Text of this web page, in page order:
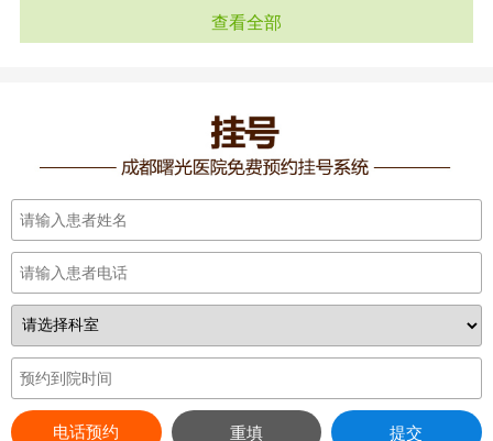
查看全部
电话预约 重填 提交